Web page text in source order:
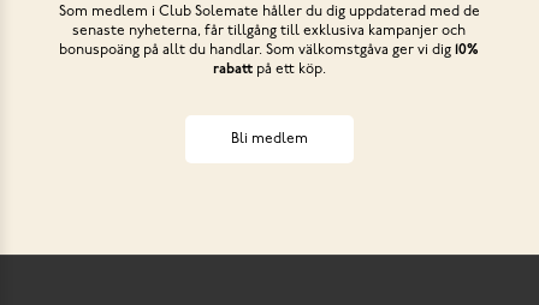
Som medlem i Club Solemate håller du dig uppdaterad med de
senaste nyheterna, får tillgång till exklusiva kampanjer och
bonuspoäng på allt du handlar. Som välkomstgåva ger vi dig 10%
rabattpå ett köp.
Bli medlem